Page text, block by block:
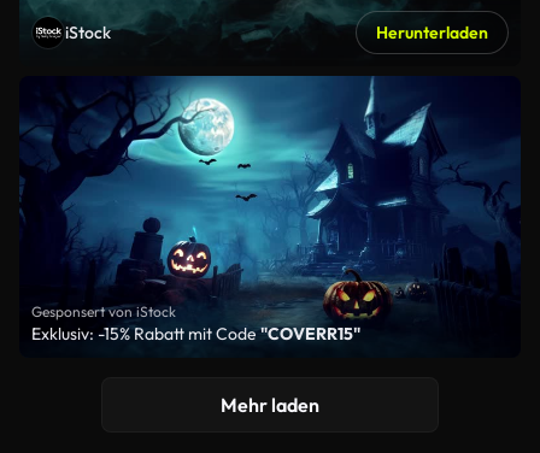
iStock Herunterladen
Gesponsert von iStock
Exklusiv: -15% Rabatt mit Code"COVERR15"
Mehr laden